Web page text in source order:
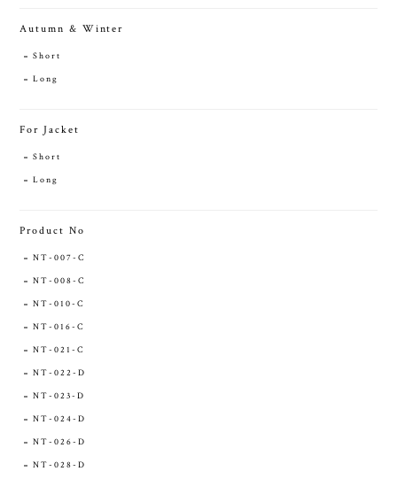
Autumn & Winter
Short
Long
For Jacket
Short
Long
Product No
NT-007-C
NT-008-C
NT-010-C
NT-016-C
NT-021-C
NT-022-D
NT-023-D
NT-024-D
NT-026-D
NT-028-D